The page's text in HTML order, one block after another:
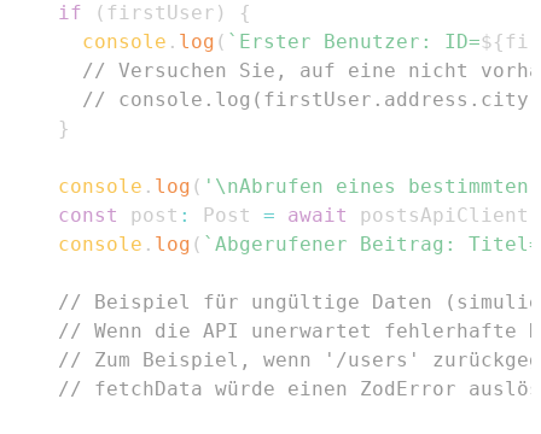
if
( firstUser )
{
console . log ( ` Erster Benutzer: ID=${
// Versuchen Sie, auf eine nicht
//
}
console . log ( '\nAbrufen eines
const
post : Post = await postsApiClient
console . log ( ` Abgerufener Beitrag:
// Beispiel für ungültige Daten
// Wenn die API unerwartet fehlerhafte
// Zum Beispiel, wenn '/users'
// fetchData würde einen ZodError